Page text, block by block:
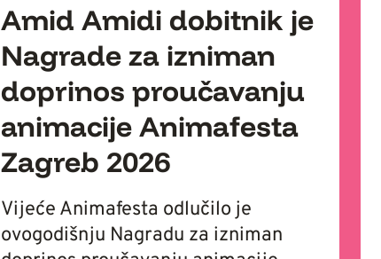
Amid Amidi dobitnik je
Nagrade za izniman
doprinos proučavanju
animacije Animafesta
Zagreb 2026
Vijeće Animafesta odlučilo je
ovogodišnju Nagradu za izniman